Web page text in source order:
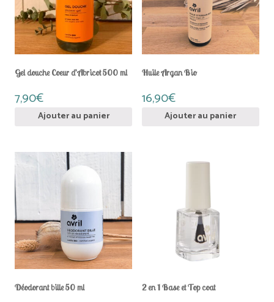
Gel douche Coeur d’Abricot 500 ml
7,90€
Ajouter au panier
Huile Argan Bio
16,90€
Ajouter au panier
Déodorant bille 50 ml 2 en 1 Base et Top coat